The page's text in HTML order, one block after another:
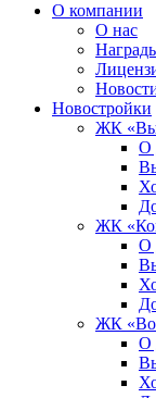
О компании
О нас
Новостройки
ЖК
О
ЖК
О
ЖК
О